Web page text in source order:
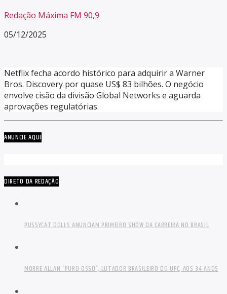
Redação Máxima FM 90,9
05/12/2025
Netflix fecha acordo histórico para adquirir a Warner
Bros. Discovery por quase US$ 83 bilhões. O negócio
envolve cisão da divisão Global Networks e aguarda
aprovações regulatórias.
ANUNCIE AQUI
DIRETO DA REDAÇÃO
PUSSYCAT DOLLS ANUNCIAM PRIMEIRO SHOW DA CARREIRA NO BRASIL
MORRE ALLAN “PURO OSSO”, LUTADOR BRASILEIRO DO UFC, AOS 34 ANOS